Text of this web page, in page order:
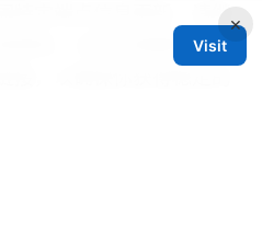
定端点信息更新，请继
更新。记得在需要时使用
，以确保你获得稳定的
×
Visit